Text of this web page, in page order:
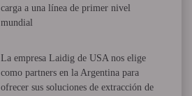
carga a una línea de primer nivel
mundial
La empresa Laidig de USA nos elige
como partners en la Argentina para
ofrecer sus soluciones de extracción de